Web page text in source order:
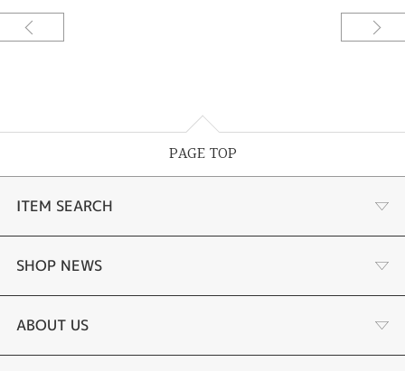
PAGE TOP
ITEM SEARCH
婚約指輪
結婚指輪
SHOP NEWS
お客様の声
ABOUT US